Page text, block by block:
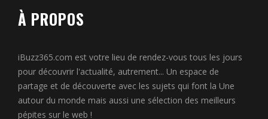
À PROPOS
iBuzz365.com est votre lieu de rendez-vous tous les jours
pour découvrir l'actualité, autrement... Un espace de
partage et de découverte avec les sujets qui font la Une
autour du monde mais aussi une sélection des meilleurs
pépites sur le web !